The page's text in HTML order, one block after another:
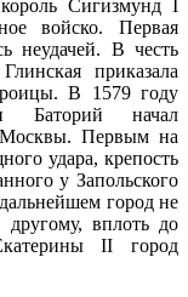
Сигизмунд I
войско. Первая
неудачей. В честь
приказала
В 1579 году
Баторий начал
Москвы. Первым на
удара, крепость
у Запольского
город не
другому, вплоть до
II город